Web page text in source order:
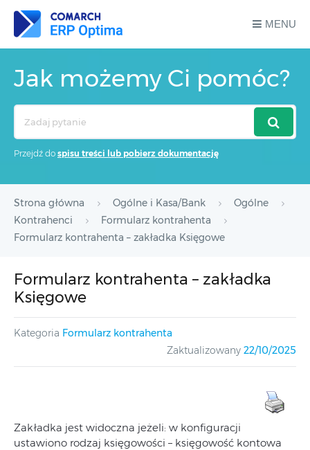
MENU
Jak możemy Ci pomóc?
Przejdź do spisu treści lub pobierz dokumentację
Strona główna Ogólne i Kasa/Bank
Ogólne
Kontrahenci
Formularz kontrahenta
Formularz kontrahenta – zakładka Księgowe
Formularz kontrahenta – zakładka
Księgowe
Kategoria Formularz kontrahenta
Zaktualizowany 22/10/2025
Zakładka jest widoczna jeżeli: w konfiguracji
ustawiono rodzaj księgowości – księgowość kontowa